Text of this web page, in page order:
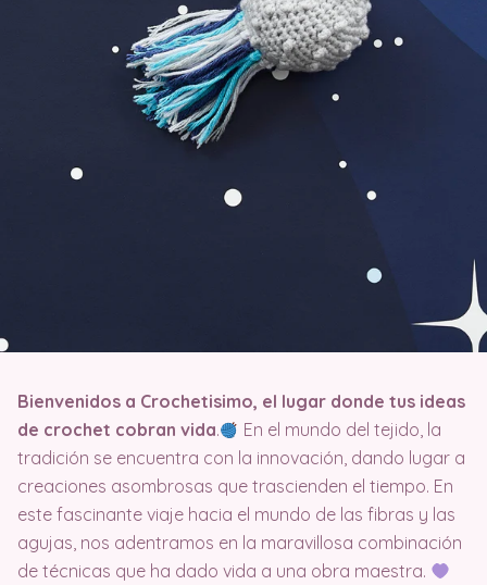
Bienvenidos a Crochetisimo, el lugar donde tus ideas
de crochet cobran vida.
En el mundo del tejido, la
tradición se encuentra con la innovación, dando lugar a
creaciones asombrosas que trascienden el tiempo. En
este fascinante viaje hacia el mundo de las fibras y las
agujas, nos adentramos en la maravillosa combinación
de técnicas que ha dado vida a una obra maestra.